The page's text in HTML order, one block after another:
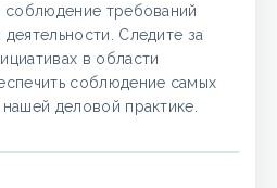
соблюдение требований
Следите за
в области
соблюдение самых
деловой практике.